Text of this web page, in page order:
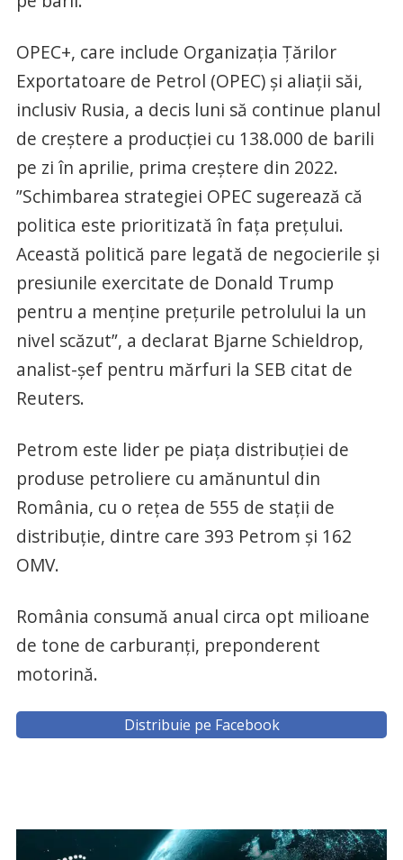
OPEC+, care include Organizația Țărilor
Exportatoare de Petrol (OPEC) și aliații săi,
inclusiv Rusia, a decis luni să continue planul
de creștere a producției cu 138.000 de barili
pe zi în aprilie, prima creștere din 2022.
”Schimbarea strategiei OPEC sugerează că
politica este prioritizată în fața prețului.
Această politică pare legată de negocierile și
presiunile exercitate de Donald Trump
pentru a menține prețurile petrolului la un
nivel scăzut”, a declarat Bjarne Schieldrop,
analist-șef pentru mărfuri la SEB citat de
Reuters.
Petrom este lider pe piața distribuției de
produse petroliere cu amănuntul din
România, cu o rețea de 555 de stații de
distribuție, dintre care 393 Petrom și 162
OMV.
România consumă anual circa opt milioane
de tone de carburanți, preponderent
motorină.
Distribuie pe Facebook